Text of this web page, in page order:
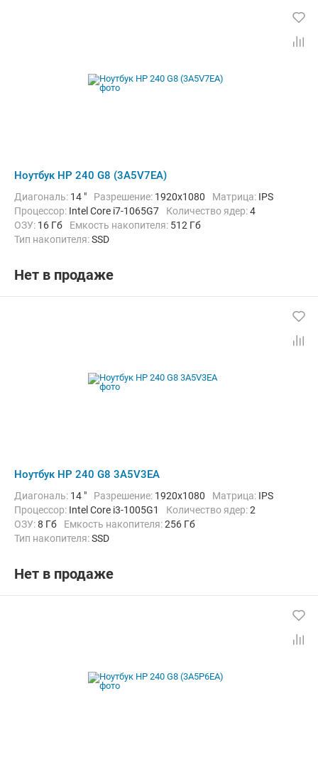
Ноутбук HP 240 G8 (3A5V7EA)
Диагональ: 14 " Разрешение: 1920x1080 Матрица: IPS
Процессор: Intel Core i7-1065G7 Количество ядер:4
ОЗУ: 16 Гб Емкость накопителя: 512 Гб
Тип накопителя:SSD
Операционная система:
Вес:1.52 кг
Нет в продаже
Ноутбук HP 240 G8 3A5V3EA
Диагональ: 14 " Разрешение: 1920x1080 Матрица: IPS
Процессор: Intel Core i3-1005G1 Количество ядер:2
ОЗУ:8 Гб Емкость накопителя:256 Гб
Тип накопителя:SSD
Операционная система:
Нет в продаже